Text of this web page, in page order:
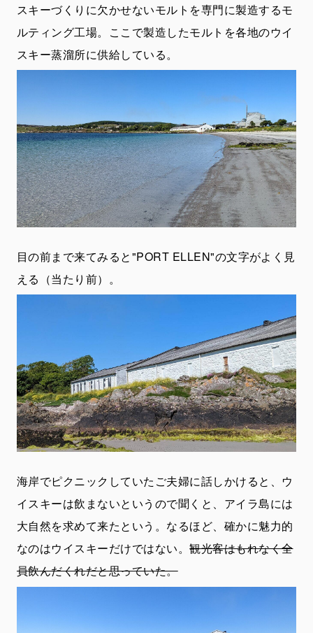
スキーづくりに欠かせないモルトを専門に製造するモ
ルティング工場。ここで製造したモルトを各地のウイ
スキー蒸溜所に供給している。
目の前まで来てみると"PORT ELLEN"の文字がよく見
える（当たり前）。
海岸でピクニックしていたご夫婦に話しかけると、ウ
イスキーは飲まないというので聞くと、アイラ島には
大自然を求めて来たという。なるほど、確かに魅力的
なのはウイスキーだけではない。観光客はもれなく全
員飲んだくれだと思っていた。